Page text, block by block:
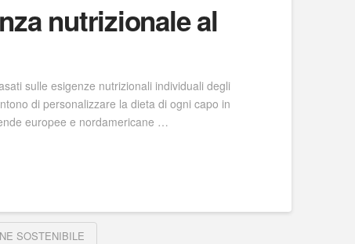
nutrizionale al
sulle esigenze nutrizionali individuali degli
di personalizzare la dieta di ogni capo in
europee e nordamericane …
SOSTENIBILE